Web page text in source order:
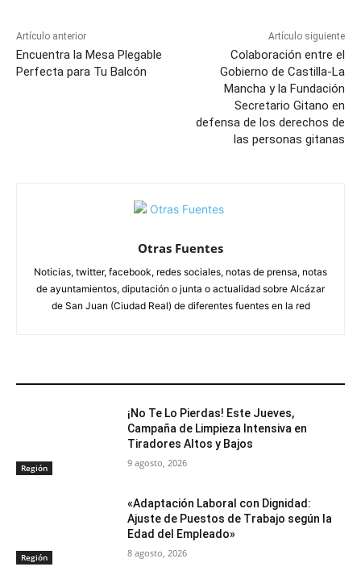
Artículo anterior
Encuentra la Mesa Plegable
Perfecta para Tu Balcón
Artículo siguiente
Colaboración entre el
Gobierno de Castilla-La
Mancha y la Fundación
Secretario Gitano en
defensa de los derechos de
las personas gitanas
Otras Fuentes
Noticias, twitter, facebook, redes sociales, notas de prensa, notas
de ayuntamientos, diputación o junta o actualidad sobre Alcázar
de San Juan (Ciudad Real) de diferentes fuentes en la red
Región
¡No Te Lo Pierdas! Este Jueves,
Campaña de Limpieza Intensiva en
Tiradores Altos y Bajos
9 agosto, 2026
Región
«Adaptación Laboral con Dignidad:
Ajuste de Puestos de Trabajo según la
Edad del Empleado»
8 agosto, 2026